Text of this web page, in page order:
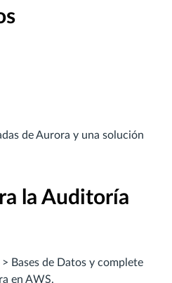
de Aurora y una solución
la Auditoría
Bases de Datos y complete
en AWS.